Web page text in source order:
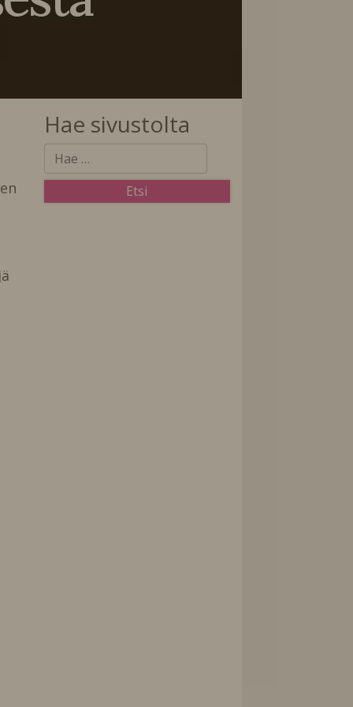
Hae sivustolta